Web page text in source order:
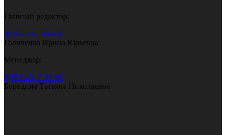
Главный редактор:
8(383-43) 7-90-60
Голиченко Ирина Юрьевна
Менеджер:
8(383-43) 7-90-60
Бородина Татьяна Николаевна